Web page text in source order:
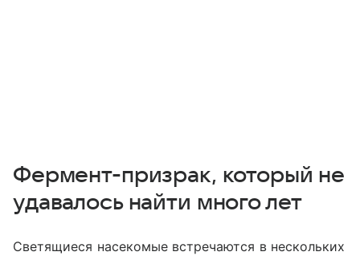
Фермент-призрак, который не
удавалось найти много лет
Светящиеся насекомые встречаются в нескольких